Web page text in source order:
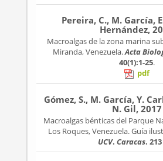
Pereira, C., M. García,
Hernández,
Macroalgas de la zona marina
Miranda, Venezuela.Acta
40(1):1-25.
pdf
Gómez, S., M. García, Y.
N. Gil, 2017
Macroalgas bénticas del Parque
Los Roques, Venezuela. Guía
UCV. Caracas.